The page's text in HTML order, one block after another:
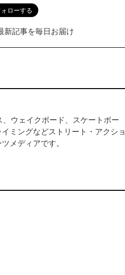
新記事を毎日お届け
ウェイクボード、スケートボー
ミングなどストリート・アクショ
メディアです。